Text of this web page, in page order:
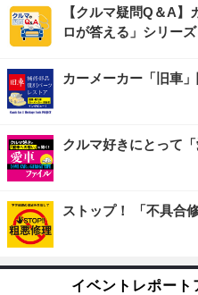
【クルマ疑問Q＆A
ロが答える」シリーズ
カーメーカー「旧車
クルマ好きにとって
ストップ！ 「不具合
イベントレポート